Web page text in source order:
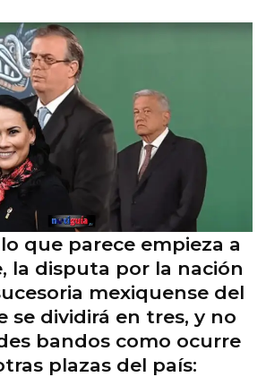
que parece empieza a
la disputa por la nación
mexiquense del
se dividirá en tres, y no
bandos como ocurre
plazas del país: